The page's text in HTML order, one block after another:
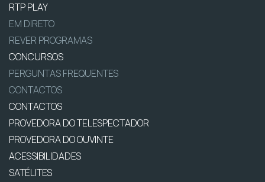
RTP PLAY
EM DIRETO
REVER PROGRAMAS
CONCURSOS
PERGUNTAS FREQUENTES
CONTACTOS
CONTACTOS
PROVEDORA DO TELESPECTADOR
PROVEDORA DO OUVINTE
ACESSIBILIDADES
SATÉLITES